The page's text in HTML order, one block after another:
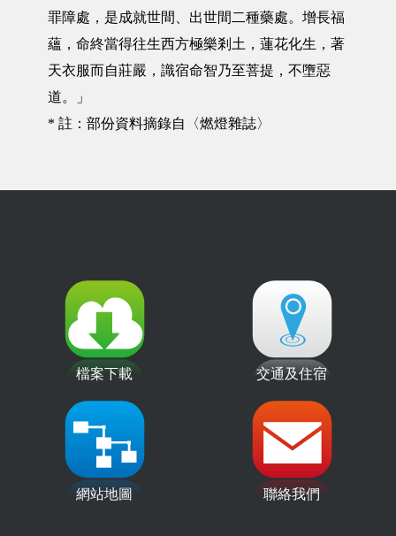
罪障處，是成就世間、出世間二種藥處。增長福
蘊，命終當得往生西方極樂剎土，蓮花化生，著
天衣服而自莊嚴，識宿命智乃至菩提，不墮惡
道。」
* 註：部份資料摘錄自〈燃燈雜誌〉
檔案下載 交通及住宿
網站地圖 聯絡我們